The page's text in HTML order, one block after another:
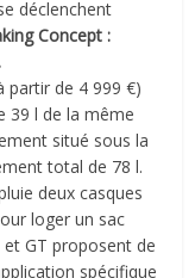
déclenchent
Concept :
partir de 4 999 €)
39 l de la même
situé sous la
total de 78 l.
deux casques
loger un sac
GT proposent de
spécifique